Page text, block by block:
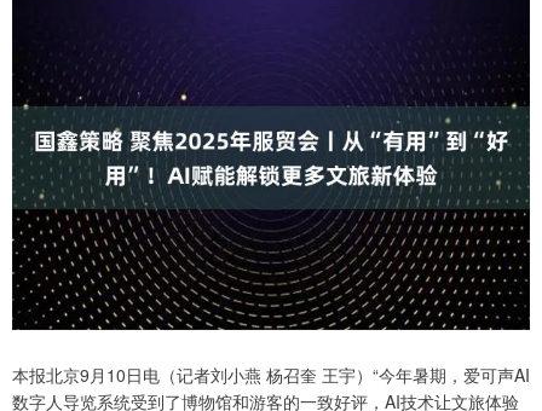
本报北京9月10日电（记者刘小燕 杨召奎 王宇）“今年暑期，爱可声AI
数字人导览系统受到了博物馆和游客的一致好评，AI技术让文旅体验